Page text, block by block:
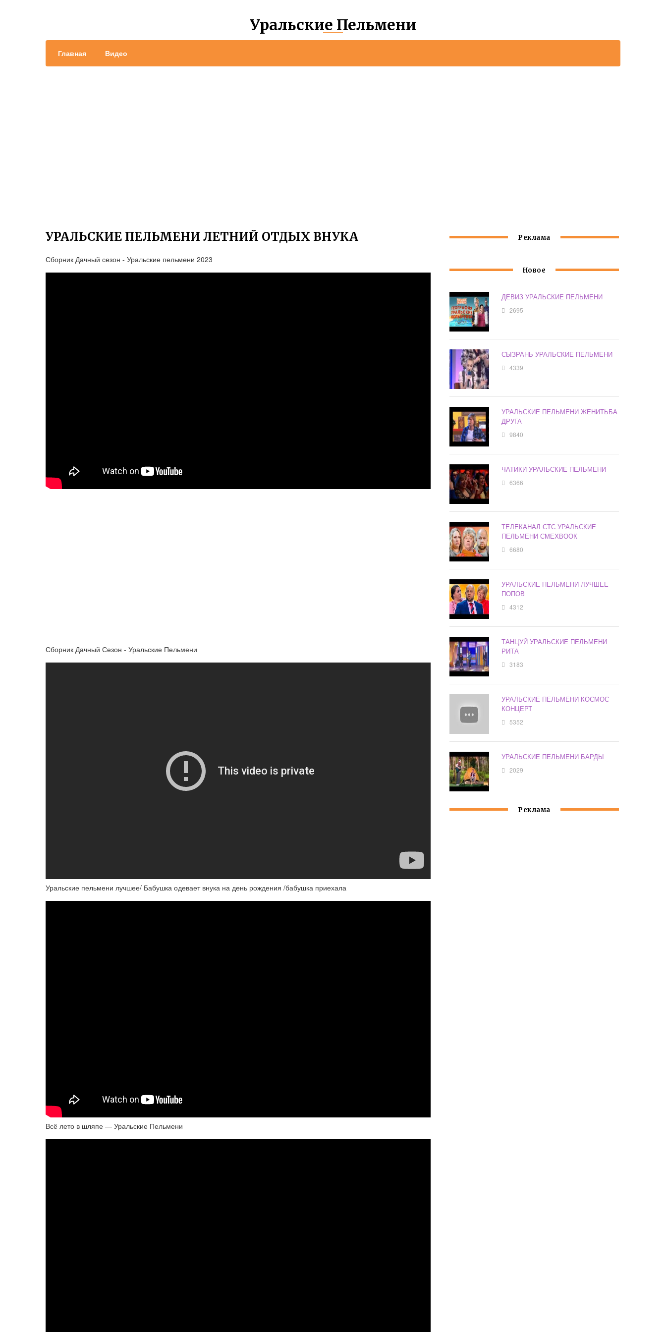
Уральские Пельмени
Главная Видео
УРАЛЬСКИЕ ПЕЛЬМЕНИ ЛЕТНИЙ ОТДЫХ ВНУКА
Сборник Дачный сезон - Уральские пельмени 2023
Сборник Дачный Сезон - Уральские Пельмени
Уральские пельмени лучшее/ Бабушка одевает внука на день рождения /бабушка приехала
Всё лето в шляпе — Уральские Пельмени
Реклама
Новое
ДЕВИЗ УРАЛЬСКИЕ ПЕЛЬМЕНИ
2695
СЫЗРАНЬ УРАЛЬСКИЕ ПЕЛЬМЕНИ
4339
УРАЛЬСКИЕ ПЕЛЬМЕНИ ЖЕНИТЬБА
ДРУГА
9840
ЧАТИКИ УРАЛЬСКИЕ ПЕЛЬМЕНИ
6366
ТЕЛЕКАНАЛ СТС УРАЛЬСКИЕ
ПЕЛЬМЕНИ СМЕХВООК
6680
УРАЛЬСКИЕ ПЕЛЬМЕНИ ЛУЧШЕЕ
ПОПОВ
4312
ТАНЦУЙ УРАЛЬСКИЕ ПЕЛЬМЕНИ
РИТА
3183
УРАЛЬСКИЕ ПЕЛЬМЕНИ КОСМОС
КОНЦЕРТ
5352
УРАЛЬСКИЕ ПЕЛЬМЕНИ БАРДЫ
2029
Реклама